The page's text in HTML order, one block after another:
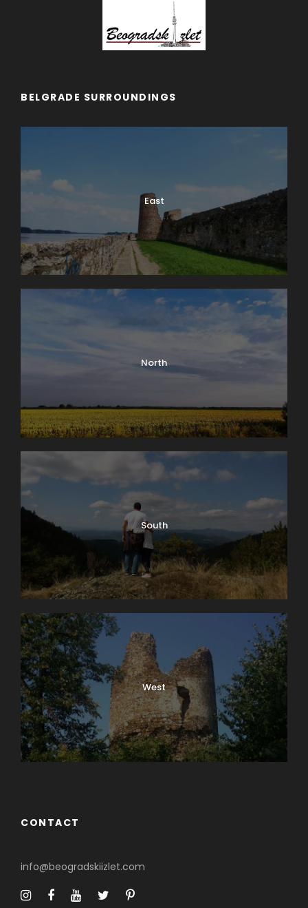
Otkrij Srbiju iznutra – kroz gutljaj
tamjanike i zalogaj domaće pite.
Neki od najlepših kafića u Beogradu
nalaze se tik uz reke, u parkovima ili
skriveni u dvorištima starih vila.
hladu, kaficu sa pogledom i
inspirativne razgovore.
Tiha mesta za čitanje
B
iblioteka na otvorenom u
Zvezdarskoj šumi? Paviljoni u
botaničkoj bašti? Klupice na
Kosančićevom vencu? Beograd ima
skrivena mesta koja knjigu čine boljom.
Idealno za solo izlete – u svetove
koji ne poznaju gužvu.
Ulični šoping i zanatske
pijace
orćolske i zemunske pijace,
Ovde ne kupuješ samo stvari, već
drugi.
BELGRADE SURROUNDINGS
East
North
South
West
CONTACT
info@beogradskiizlet.com